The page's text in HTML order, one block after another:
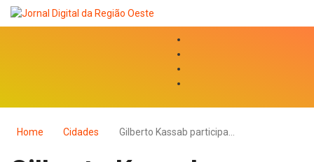
Home Cidades Gilberto Kassab participa…